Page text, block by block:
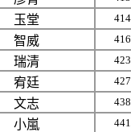
玉堂 414
智威 416
瑞清 423
宥廷 427
文志 438
小嵐 441